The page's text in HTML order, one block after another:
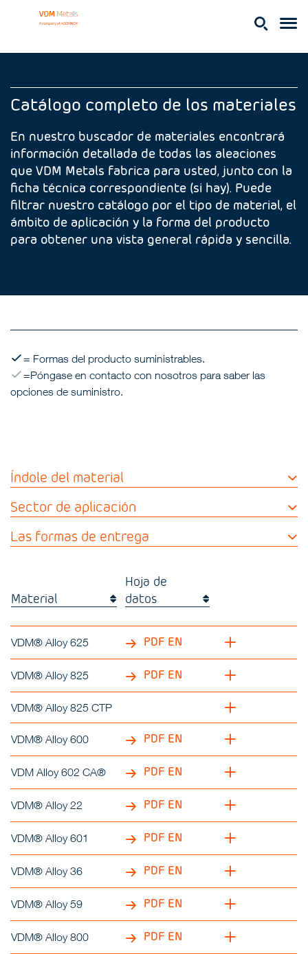
Catálogo completo de los materiales
En nuestro buscador de materiales encontrará
información detallada de todas las aleaciones
que VDM Metals fabrica para usted, junto con la
ficha técnica correspondiente (si hay). Puede
filtrar nuestro catálogo por el tipo de material, el
ámbito de aplicación y la forma del producto
para obtener una vista general rápida y sencilla.
= Formas del producto suministrables.
=Póngase en contacto con nosotros para saber las
opciones de suministro.
Índole del material
Sector de aplicación
Las formas de entrega
Material
Hoja de
datos
VDM® Alloy 625 PDF EN
VDM® Alloy 825 PDF EN
VDM® Alloy 825 CTP
VDM® Alloy 600 PDF EN
VDM Alloy 602 CA® PDF EN
VDM® Alloy 22 PDF EN
VDM® Alloy 601 PDF EN
VDM® Alloy 36 PDF EN
VDM® Alloy 59 PDF EN
VDM® Alloy 800 PDF EN